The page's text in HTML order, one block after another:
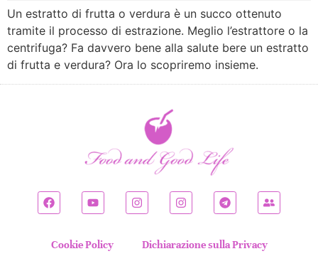
Un estratto di frutta o verdura è un succo ottenuto
tramite il processo di estrazione. Meglio l’estrattore o la
centrifuga? Fa davvero bene alla salute bere un estratto
di frutta e verdura? Ora lo scopriremo insieme.
Cookie Policy Dichiarazione sulla Privacy